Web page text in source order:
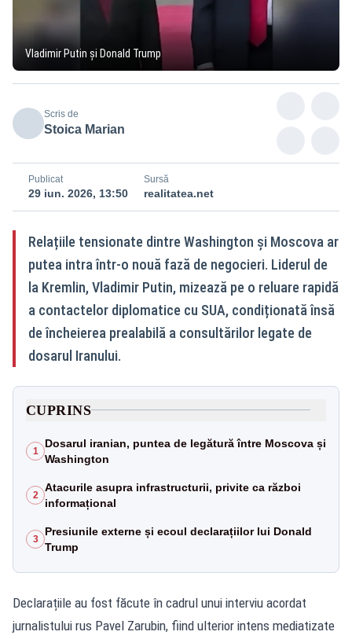
Vladimir Putin și Donald Trump
Scris de
Stoica Marian
Publicat
29 iun. 2026, 13:50
Sursă
realitatea.net
Relațiile tensionate dintre Washington și Moscova ar
putea intra într-o nouă fază de negocieri. Liderul de
la Kremlin, Vladimir Putin, mizează pe o reluare rapidă
a contactelor diplomatice cu SUA, condiționată însă
de încheierea prealabilă a consultărilor legate de
dosarul Iranului.
CUPRINS
1
Dosarul iranian, puntea de legătură între Moscova și
Washington
2
Atacurile asupra infrastructurii, privite ca război
informațional
3
Presiunile externe și ecoul declarațiilor lui Donald
Trump
Declarațiile au fost făcute în cadrul unui interviu acordat
jurnalistului rus Pavel Zarubin, fiind ulterior intens mediatizate